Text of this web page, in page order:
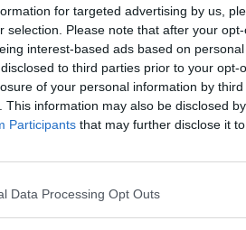
for targeted advertising by us,
selection. Please note that after your
interest-based ads based on
to third parties prior to your
of your personal information by
This information may also be disclosed
Participants that may further disclose it
Data Processing Opt Outs
iscriviti allaNewsletter QUInews
nella tua casella di posta.
turistica